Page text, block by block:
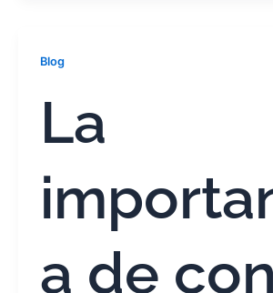
Blog
La
a de